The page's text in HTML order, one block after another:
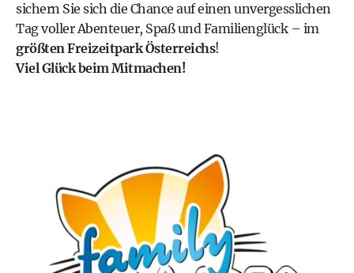
sichern Sie sich die Chance auf einen unvergesslichen
Tag voller Abenteuer, Spaß und Familienglück – im
größten Freizeitpark Österreichs!
Viel Glück beim Mitmachen!